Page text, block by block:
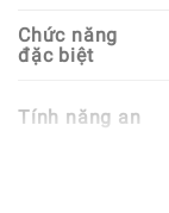
Chức năng
đặc biệt
Tính năng an